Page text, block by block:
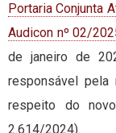
Portaria Conjunta
Audicon nº 02/
de janeiro de
responsável
respeito do
2.614/2024).